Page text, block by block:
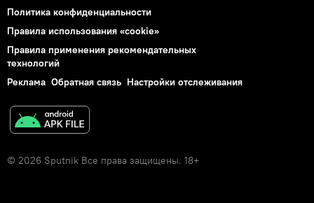
Политика конфиденциальности
Правила использования «cookie»
Правила применения рекомендательных
технологий
Реклама Обратная связь Настройки отслеживания
© 2026 Sputnik Все права защищены. 18+